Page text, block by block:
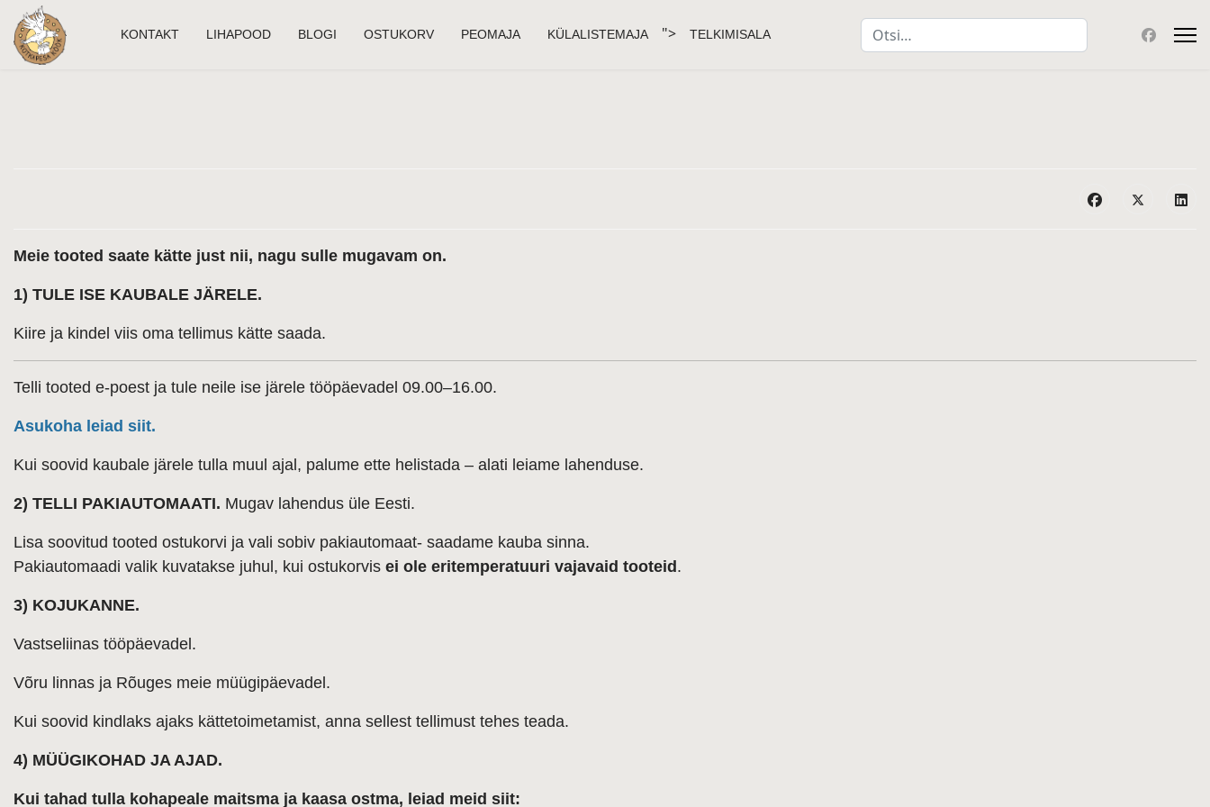
KONTAKT LIHAPOOD BLOGI OSTUKORV PEOMAJA KÜLALISTEMAJA "> TELKIMISALA Otsing
Meie tooted saate kätte just nii, nagu sulle mugavam on.
1) TULE ISE KAUBALE JÄRELE.
Kiire ja kindel viis oma tellimus kätte saada.
Telli tooted e-poest ja tule neile ise järele tööpäevadel 09.00–16.00.
Asukoha leiad siit.
Kui soovid kaubale järele tulla muul ajal, palume ette helistada – alati leiame lahenduse.
2) TELLI PAKIAUTOMAATI. Mugav lahendus üle Eesti.
Lisa soovitud tooted ostukorvi ja vali sobiv pakiautomaat- saadame kauba sinna.
Pakiautomaadi valik kuvatakse juhul, kui ostukorvis ei ole eritemperatuuri vajavaid tooteid .
3) KOJUKANNE.
Vastseliinas tööpäevadel.
Võru linnas ja Rõuges meie müügipäevadel.
Kui soovid kindlaks ajaks kättetoimetamist, anna sellest tellimust tehes teada.
4) MÜÜGIKOHAD JA AJAD.
Kui tahad tulla kohapeale maitsma ja kaasa ostma, leiad meid siit: